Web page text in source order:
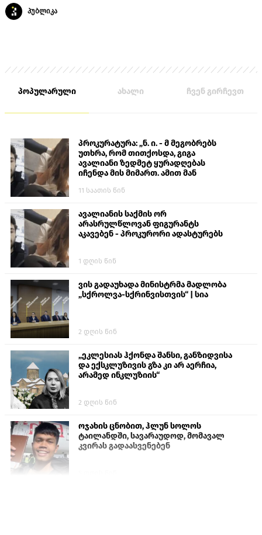
პუბლიკა
პოპულარული ახალი ჩვენ გირჩევთ
პროკურატურა: „ნ. ი. - მ მეგობრებს
უთხრა, რომ თითქოსდა, გიგა
ავალიანი ზედმეტ ყურადღებას
იჩენდა მის მიმართ. ამით მან
თავს დასხმოდა გიგა ავალიანს“
11 საათის წინ
ავალიანის საქმის ორ
არასრულწლოვან ფიგურანტს
აკავებენ - პროკურორი ადასტურებს
1 დღის წინ
ვის გადაუხადა მინისტრმა მადლობა
„სქროლვა-სქრინვისთვის“ | სია
2 დღის წინ
„ეკლესიას ჰქონდა შანსი, განზიდვისა
და ექსკლუზივის გზა კი არ აერჩია,
არამედ ინკლუზიის“
2 დღის წინ
ოჯახის ცნობით, ჰლუნ სოლოს
ტაილანდში, სავარაუდოდ, მომავალ
კვირას გადაასვენებენ